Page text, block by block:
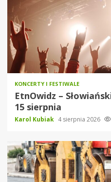
KONCERTY I FESTIWALE
EtnOwidz –
15 sierpnia
Karol Kubiak 4 sierpnia 2026